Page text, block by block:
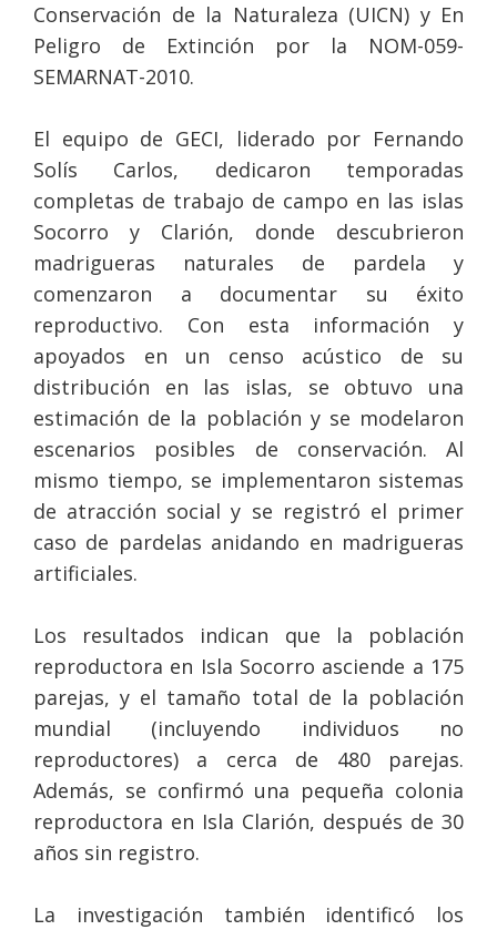
Conservación de la Naturaleza (UICN) y En
Peligro de Extinción por la NOM-059-
SEMARNAT-2010.
El equipo de GECI, liderado por Fernando
Solís Carlos, dedicaron temporadas
completas de trabajo de campo en las islas
Socorro y Clarión, donde descubrieron
madrigueras naturales de pardela y
comenzaron a documentar su éxito
reproductivo. Con esta información y
apoyados en un censo acústico de su
distribución en las islas, se obtuvo una
estimación de la población y se modelaron
escenarios posibles de conservación. Al
mismo tiempo, se implementaron sistemas
de atracción social y se registró el primer
caso de pardelas anidando en madrigueras
artificiales.
Los resultados indican que la población
reproductora en Isla Socorro asciende a 175
parejas, y el tamaño total de la población
mundial (incluyendo individuos no
reproductores) a cerca de 480 parejas.
Además, se confirmó una pequeña colonia
reproductora en Isla Clarión, después de 30
años sin registro.
La investigación también identificó los